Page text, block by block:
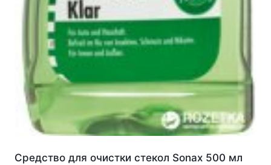
Средство для очистки стекол Sonax 500 мл